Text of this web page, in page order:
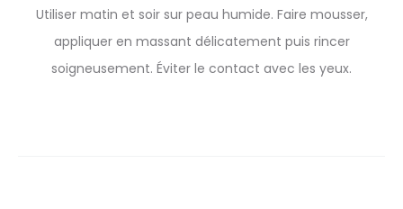
Utiliser matin et soir sur peau humide. Faire mousser,
appliquer en massant délicatement puis rincer
soigneusement. Éviter le contact avec les yeux.